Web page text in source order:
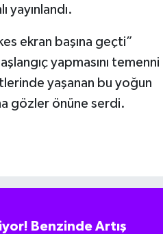
yayınlandı.
ekran başına geçti”
yapmasını temenni
yaşanan bu yoğun
gözler önüne serdi.
Benzinde Artış